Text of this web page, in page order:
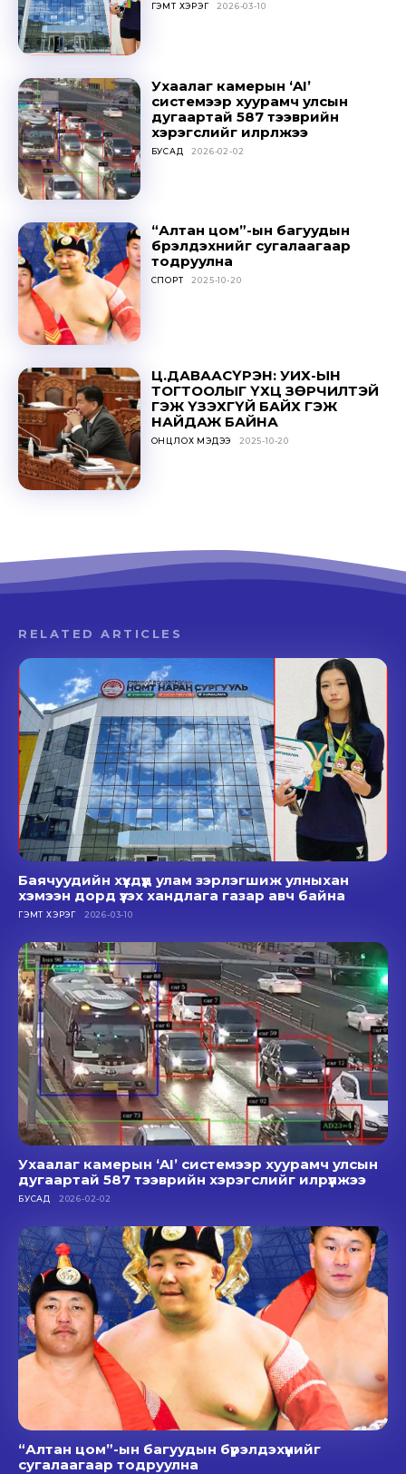
ГЭМТ ХЭРЭГ 2026-03-10
Ухаалаг камерын ‘AI’
системээр хуурамч улсын
дугаартай 587 тээврийн
хэрэгслийг илрүүлжээ
БУСАД 2026-02-02
“Алтан цом”-ын багуудын
бүрэлдэхүүнийг сугалаагаар
тодруулна
СПОРТ 2025-10-20
Ц.ДАВААСҮРЭН: УИХ-ЫН
ТОГТООЛЫГ ҮХЦ ЗӨРЧИЛТЭЙ
ГЭЖ ҮЗЭХГҮЙ БАЙХ ГЭЖ
НАЙДАЖ БАЙНА
ОНЦЛОХ МЭДЭЭ 2025-10-20
RELATED ARTICLES
Баячуудийн хүүхдүүд улам зэрлэгшиж улныхан
хэмээн дорд үзэх хандлага газар авч байна
ГЭМТ ХЭРЭГ 2026-03-10
Ухаалаг камерын ‘AI’ системээр хуурамч улсын
дугаартай 587 тээврийн хэрэгслийг илрүүлжээ
БУСАД 2026-02-02
“Алтан цом”-ын багуудын бүрэлдэхүүнийг
сугалаагаар тодруулна